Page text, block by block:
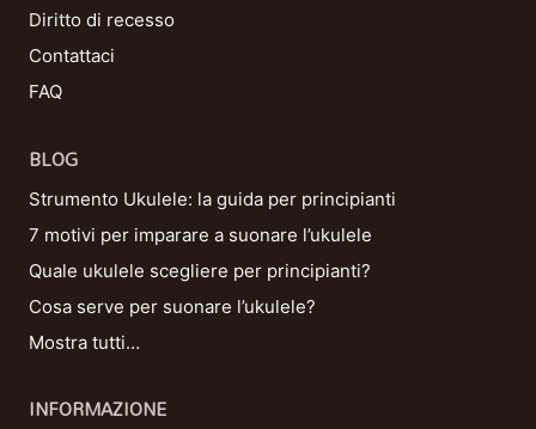
Diritto di recesso
Contattaci
FAQ
BLOG
Strumento Ukulele: la guida per principianti
7 motivi per imparare a suonare l’ukulele
Quale ukulele scegliere per principianti?
Cosa serve per suonare l’ukulele?
Mostra tutti…
INFORMAZIONE